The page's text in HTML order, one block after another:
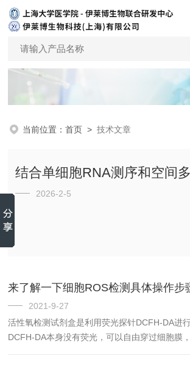
当前位置：首页 >技术文章
2026-2-5
来了解一下细胞ROS检测具体操作步
2021-9-27
活性氧检测试剂盒是利用荧光探针DCFH-DA进
DCFH-DA本身没有荧光，可以自由穿过细胞膜